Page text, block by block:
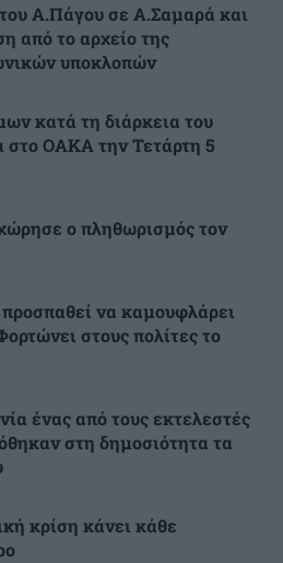
του Α.Πάγου σε Α.Σαμαρά και
από το αρχείο της
υποκλοπών
κατά τη διάρκεια του
στο ΟΑΚΑ την Τετάρτη 5
ο πληθωρισμός τον
να καμουφλάρει
στους πολίτες το
ένας από τους εκτελεστές
στη δημοσιότητα τα
κρίση κάνει κάθε